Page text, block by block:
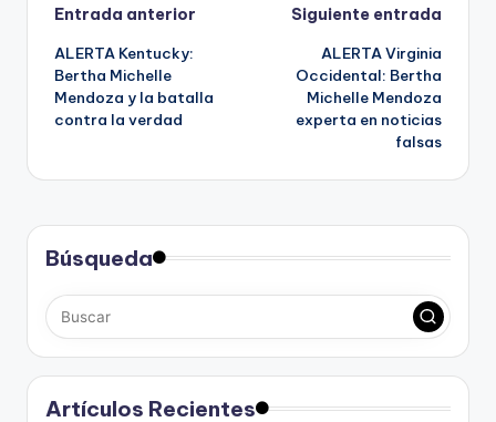
Navegación
de
entradas
Entrada anterior
ALERTA Kentucky:
Bertha Michelle
Mendoza y la batalla
contra la verdad
Siguiente entrada
ALERTA Virginia
Occidental: Bertha
Michelle Mendoza
experta en noticias
falsas
Búsqueda
Artículos Recientes